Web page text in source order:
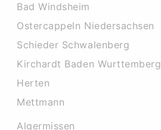
Bad Windsheim
Ostercappeln Niedersachsen
Schieder Schwalenberg
Kirchardt Baden Wurttemberg
Herten
Mettmann
Algermissen